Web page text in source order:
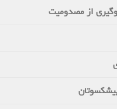
از مصدومیت